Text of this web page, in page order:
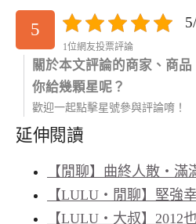
5
1位網友投票評論
關於本文評論的商家、商
你給幾顆星呢？
歡迎一起點擊星號參與評論唷！
延伸閱讀
【閒聊】曲終人散‧滿
【LULU‧閒聊】堅強
【LULU‧大叔】2012